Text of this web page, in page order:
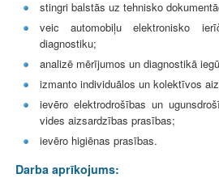
stingri balstās uz tehnisko
veic automobiļu elektronisko
diagnostiku;
analizē mērījumos un diagnostikā
izmanto individuālos un kolektīvos
ievēro elektrodrošības un
vides aizsardzības prasības;
ievēro higiēnas prasības.
Darba aprīkojums: